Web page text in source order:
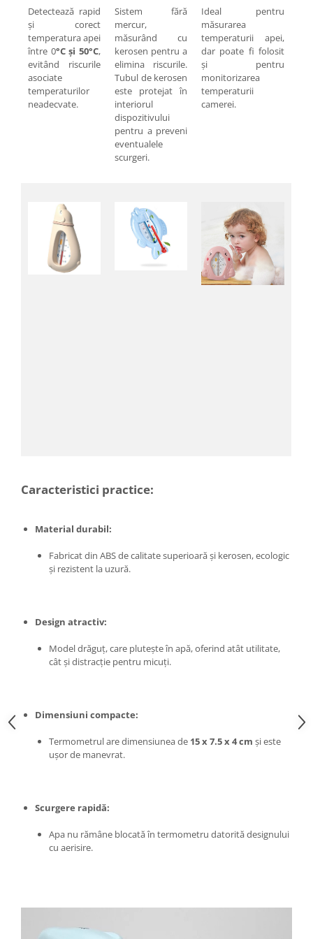
Pentru Casa si Camping
Aragaze, plite, piese butelii de
voiaj
Accesorii aragaze & butelii
Butelii
Gratare
Pirostrii si accesorii pentru gatit
Coliere plastic
Conectori/doze
Corpuri de iluminat
Lampi solare
Aparate de spalat cu presiune
Articole si accesorii pentru baie
Baterii bucatarie
Baterii cada
Chiuvete bucatarie compozit
Chiuvete inox
Coloane de dus
Tapet 3D Autoadeziv
Climatizare si echipamente de
incalzire
Echipamente pt incalzire
Paturi electrice cu incalzire
Kituri de siguranta si supravietuire
Kit-uri siguranta auto
Detectează rapid
și corect
temperatura apei
între 0°C și 50°C,
evitând riscurile
asociate
temperaturilor
neadecvate.
Sistem fără
mercur,
măsurând cu
kerosen pentru a
elimina riscurile.
Tubul de kerosen
este protejat în
interiorul
dispozitivului
pentru a preveni
eventualele
scurgeri.
Ideal pentru
măsurarea
temperaturii apei,
dar poate fi folosit
și pentru
monitorizarea
temperaturii
camerei.
Caracteristici practice:
Material durabil:
Fabricat din ABS de calitate superioară și kerosen, ecologic
și rezistent la uzură.
Design atractiv:
Model drăguț, care plutește în apă, oferind atât utilitate,
cât și distracție pentru micuți.
Dimensiuni compacte:
Termometrul are dimensiunea de 15 x 7.5 x 4 cm și este
ușor de manevrat.
Scurgere rapidă:
Apa nu rămâne blocată în termometru datorită designului
cu aerisire.